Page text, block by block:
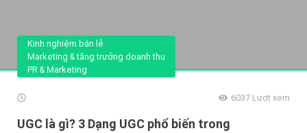
Kinh nghiệm bán lẻ
Marketing & tăng trưởng doanh thu
PR & Marketing
6037 Lượt xem
UGC là gì? 3 Dạng UGC phổ biến trong